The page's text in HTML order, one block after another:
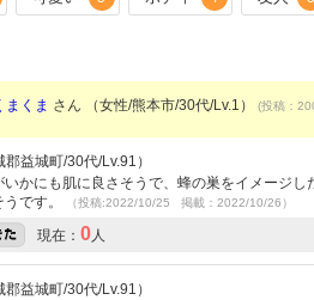
まくま さん （女性/熊本市/30代/Lv.1） (投稿：
益城町/30代/Lv.91）
かにも肌に良さそうで、蜂の巣をイメージ
です。
（投稿:2022/10/25 掲載：2022/10/26）
現在： 0人
益城町/30代/Lv.91）